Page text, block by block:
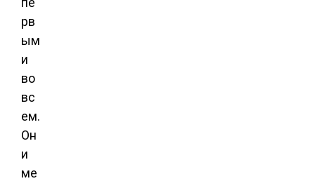
рв
ым
и
во
вс
ем.
Он
и
ме